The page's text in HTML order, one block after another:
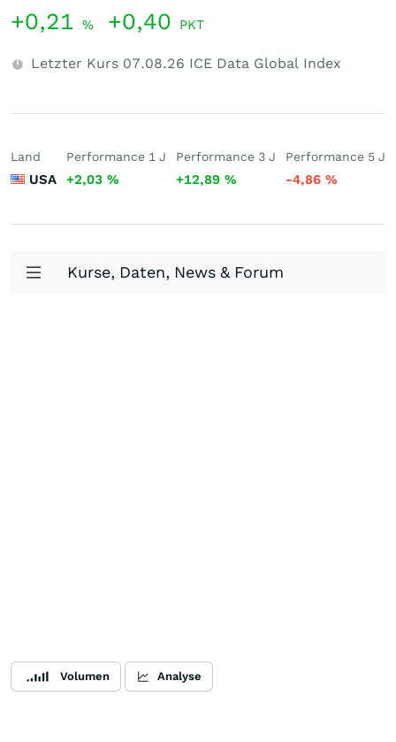
+0,21 % +0,40 PKT
Letzter Kurs 07.08.26 ICE Data Global Index
Land
USA
Performance 1 J
+2,03 %
Performance 3 J
+12,89 %
Performance 5 J
-4,86 %
Kurse, Daten, News & Forum
Volumen Analyse